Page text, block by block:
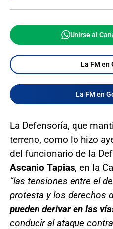
Unirse al
La FM en
La FM en
La Defensoría, que
terreno, como lo hizo
del funcionario de la
Ascanio Tapias, en la
“las tensiones entre el
protesta y los derechos
pueden derivar en las
conducir al ataque